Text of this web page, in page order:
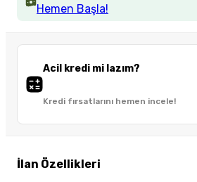
Hemen Başla!
Acil kredi mi lazım?
Kredi fırsatlarını hemen incele!
İlan Özellikleri